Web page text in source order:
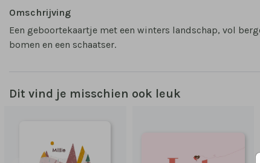
Omschrijving
Een geboortekaartje met een winters landschap, vol
bomen en een schaatser.
Dit vind je misschien ook leuk